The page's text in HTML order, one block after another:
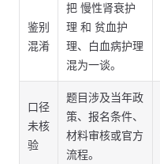
鉴别
混淆
把 慢性肾衰护
理 和 贫血护
理、白血病护理
混为一谈。
口径
未核
验
题目涉及当年政
策、报名条件、
材料审核或官方
流程。